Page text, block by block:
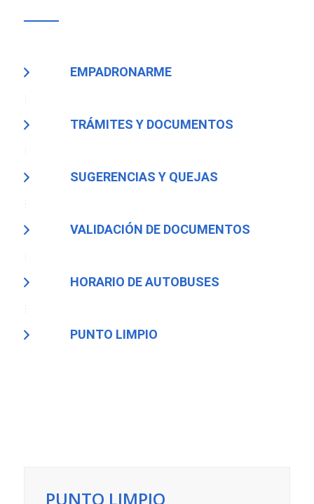
EMPADRONARME
TRÁMITES Y DOCUMENTOS
SUGERENCIAS Y QUEJAS
VALIDACIÓN DE DOCUMENTOS
HORARIO DE AUTOBUSES
PUNTO LIMPIO
PUNTO LIMPIO